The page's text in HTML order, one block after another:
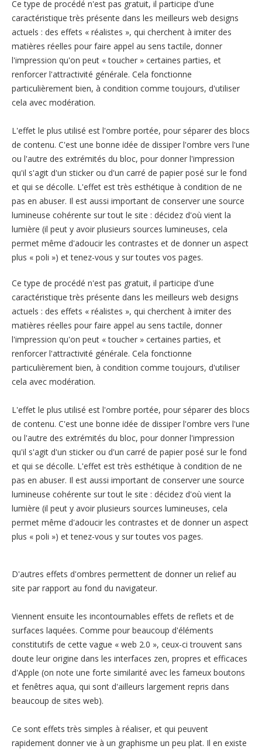
Ce type de procédé n'est pas gratuit, il participe d'une
caractéristique très présente dans les meilleurs web designs
actuels : des effets « réalistes », qui cherchent à imiter des
matières réelles pour faire appel au sens tactile, donner
l'impression qu'on peut « toucher » certaines parties, et
renforcer l'attractivité générale. Cela fonctionne
particulièrement bien, à condition comme toujours, d'utiliser
cela avec modération.
L'effet le plus utilisé est l'ombre portée, pour séparer des blocs
de contenu. C'est une bonne idée de dissiper l'ombre vers l'une
ou l'autre des extrémités du bloc, pour donner l'impression
qu'il s'agit d'un sticker ou d'un carré de papier posé sur le fond
et qui se décolle. L'effet est très esthétique à condition de ne
pas en abuser. Il est aussi important de conserver une source
lumineuse cohérente sur tout le site : décidez d'où vient la
lumière (il peut y avoir plusieurs sources lumineuses, cela
permet même d'adoucir les contrastes et de donner un aspect
plus « poli ») et tenez-vous y sur toutes vos pages.
Ce type de procédé n'est pas gratuit, il participe d'une
caractéristique très présente dans les meilleurs web designs
actuels : des effets « réalistes », qui cherchent à imiter des
matières réelles pour faire appel au sens tactile, donner
l'impression qu'on peut « toucher » certaines parties, et
renforcer l'attractivité générale. Cela fonctionne
particulièrement bien, à condition comme toujours, d'utiliser
cela avec modération.
L'effet le plus utilisé est l'ombre portée, pour séparer des blocs
de contenu. C'est une bonne idée de dissiper l'ombre vers l'une
ou l'autre des extrémités du bloc, pour donner l'impression
qu'il s'agit d'un sticker ou d'un carré de papier posé sur le fond
et qui se décolle. L'effet est très esthétique à condition de ne
pas en abuser. Il est aussi important de conserver une source
lumineuse cohérente sur tout le site : décidez d'où vient la
lumière (il peut y avoir plusieurs sources lumineuses, cela
permet même d'adoucir les contrastes et de donner un aspect
plus « poli ») et tenez-vous y sur toutes vos pages.
D'autres effets d'ombres permettent de donner un relief au
site par rapport au fond du navigateur.
Viennent ensuite les incontournables effets de reflets et de
surfaces laquées. Comme pour beaucoup d'éléments
constitutifs de cette vague « web 2.0 », ceux-ci trouvent sans
doute leur origine dans les interfaces zen, propres et efficaces
d'Apple (on note une forte similarité avec les fameux boutons
et fenêtres aqua, qui sont d'ailleurs largement repris dans
beaucoup de sites web).
Ce sont effets très simples à réaliser, et qui peuvent
rapidement donner vie à un graphisme un peu plat. Il en existe